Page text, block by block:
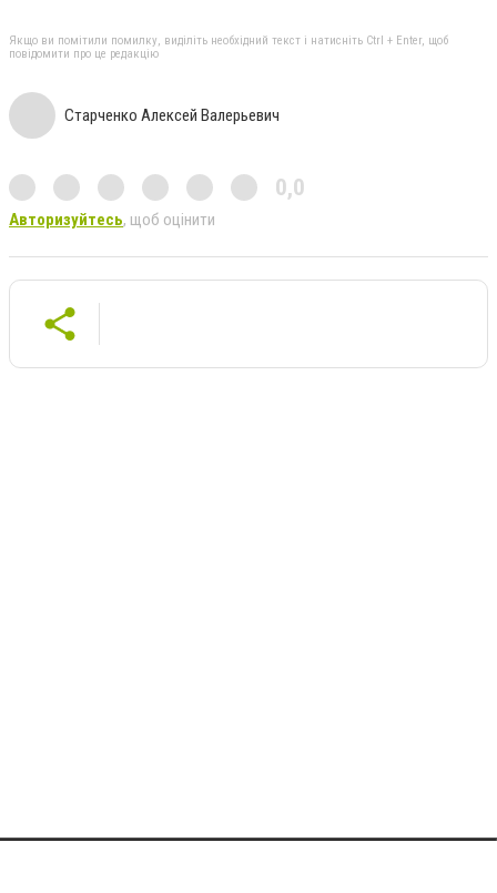
Якщо ви помітили помилку, виділіть необхідний текст і натисніть Ctrl + Enter, щоб
повідомити про це редакцію
Старченко Алексей Валерьевич
0,0
Авторизуйтесь, щоб оцінити